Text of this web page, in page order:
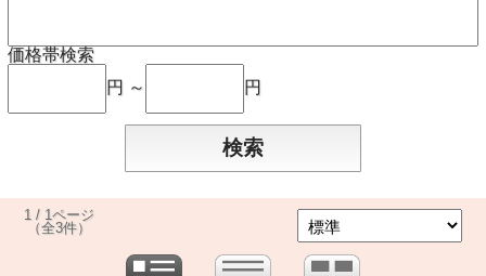
価格帯検索
円 ～
円
1 / 1ページ
（全3件）